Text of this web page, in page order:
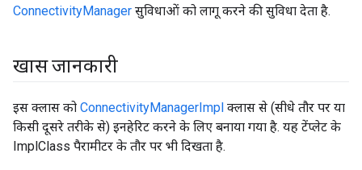
ConnectivityManager सुविधाओं को लागू करने की सुविधा देता है.
खास जानकारी
इस क्लास को ConnectivityManagerImpl क्लास से (सीधे तौर पर या
किसी दूसरे तरीके से) इनहेरिट करने के लिए बनाया गया है. यह टेंप्लेट के
ImplClass पैरामीटर के तौर पर भी दिखता है.